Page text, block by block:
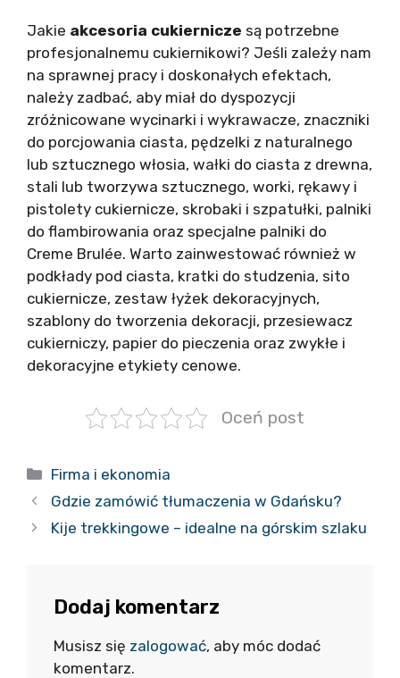
Jakie akcesoria cukiernicze są potrzebne
profesjonalnemu cukiernikowi? Jeśli zależy nam
na sprawnej pracy i doskonałych efektach,
należy zadbać, aby miał do dyspozycji
zróżnicowane wycinarki i wykrawacze, znaczniki
do porcjowania ciasta, pędzelki z naturalnego
lub sztucznego włosia, wałki do ciasta z drewna,
stali lub tworzywa sztucznego, worki, rękawy i
pistolety cukiernicze, skrobaki i szpatułki, palniki
do flambirowania oraz specjalne palniki do
Creme Brulée. Warto zainwestować również w
podkłady pod ciasta, kratki do studzenia, sito
cukiernicze, zestaw łyżek dekoracyjnych,
szablony do tworzenia dekoracji, przesiewacz
cukierniczy, papier do pieczenia oraz zwykłe i
dekoracyjne etykiety cenowe.
Oceń post
Kategorie
Firma i ekonomia
Gdzie zamówić tłumaczenia w Gdańsku?
Kije trekkingowe – idealne na górskim szlaku
Dodaj komentarz
Musisz się zalogować, aby móc dodać
komentarz.